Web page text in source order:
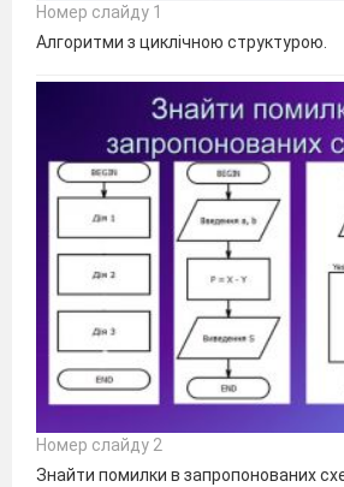
Номер слайду 1
Алгоритми з циклічною структурою.
Номер слайду 2
Знайти помилки в запропонованих